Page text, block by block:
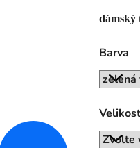
je
z
5
dámský
Barva
Velikost